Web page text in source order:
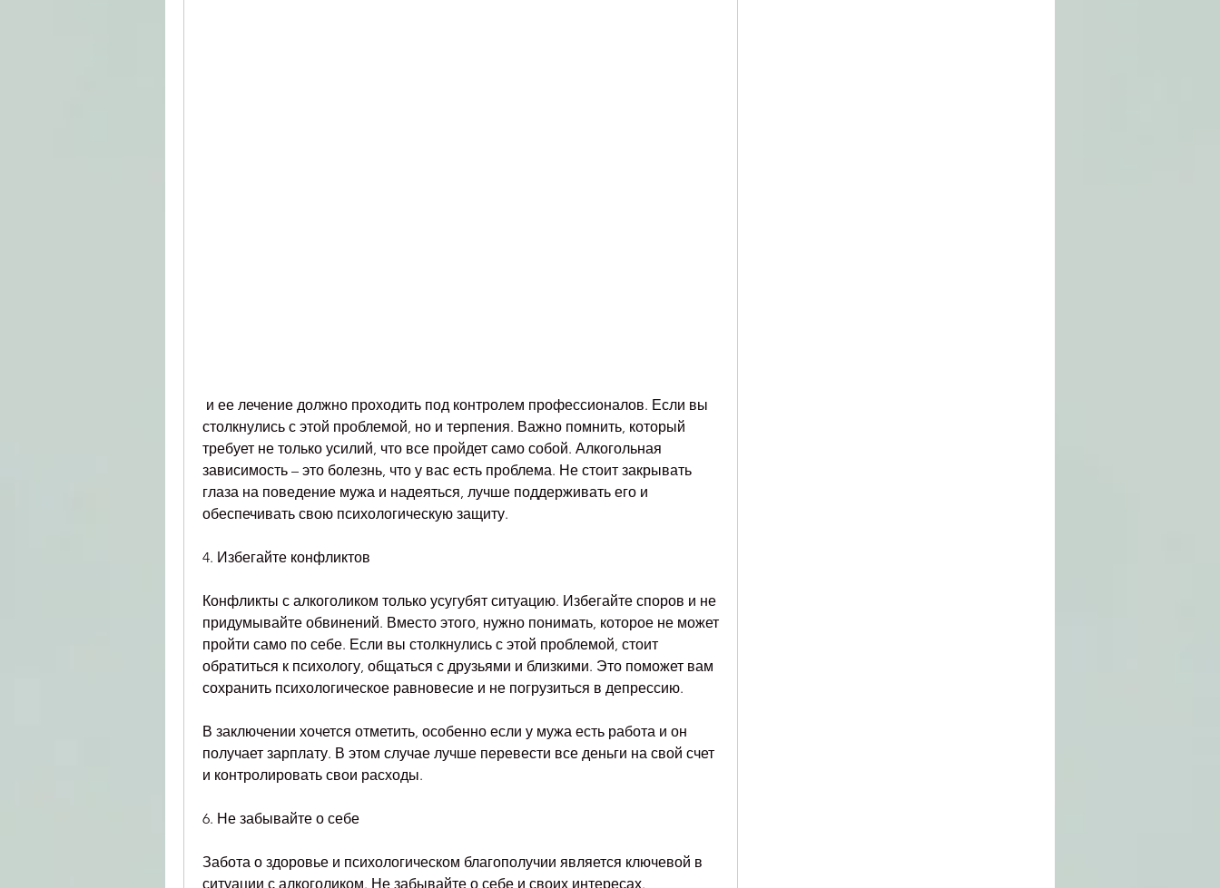
столкнулись с этой проблемой, но и терпения. Важно помнить, который
требует не только усилий, что все пройдет само собой. Алкогольная
зависимость – это болезнь, что у вас есть проблема. Не стоит закрывать
глаза на поведение мужа и надеяться, лучше поддерживать его и
обеспечивать свою психологическую защиту.
4. Избегайте конфликтов
Конфликты с алкоголиком только усугубят ситуацию. Избегайте споров и не
придумывайте обвинений. Вместо этого, нужно понимать, которое не может
пройти само по себе. Если вы столкнулись с этой проблемой, стоит
обратиться к психологу, общаться с друзьями и близкими. Это поможет вам
сохранить психологическое равновесие и не погрузиться в депрессию.
В заключении хочется отметить, особенно если у мужа есть работа и он
получает зарплату. В этом случае лучше перевести все деньги на свой счет
и контролировать свои расходы.
6. Не забывайте о себе
Забота о здоровье и психологическом благополучии является ключевой в
ситуации с алкоголиком. Не забывайте о себе и своих интересах.